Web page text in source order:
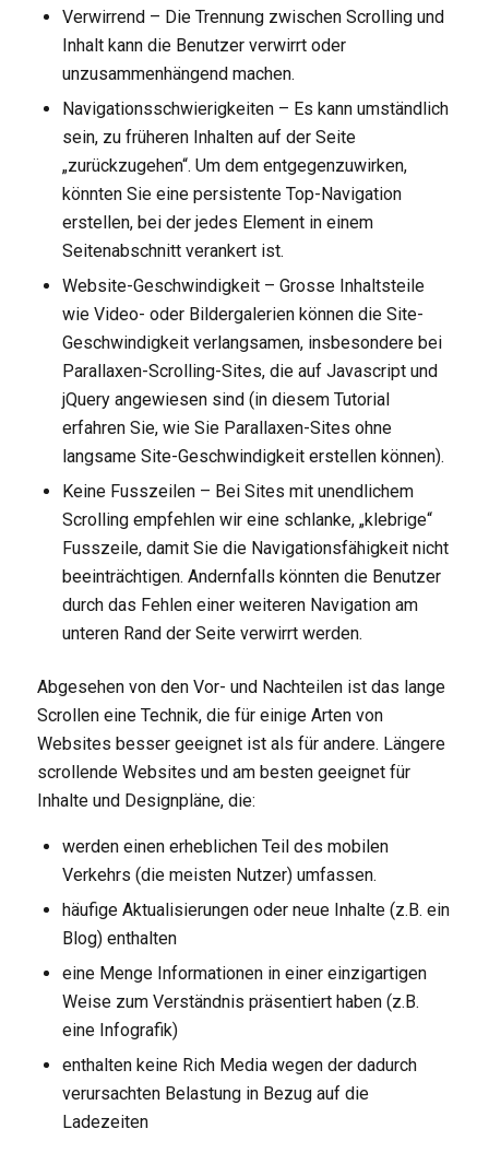
Verwirrend – Die Trennung zwischen Scrolling und
Inhalt kann die Benutzer verwirrt oder
unzusammenhängend machen.
Navigationsschwierigkeiten – Es kann umständlich
sein, zu früheren Inhalten auf der Seite
„zurückzugehen“. Um dem entgegenzuwirken,
könnten Sie eine persistente Top-Navigation
erstellen, bei der jedes Element in einem
Seitenabschnitt verankert ist.
Website-Geschwindigkeit – Grosse Inhaltsteile
wie Video- oder Bildergalerien können die Site-
Geschwindigkeit verlangsamen, insbesondere bei
Parallaxen-Scrolling-Sites, die auf Javascript und
jQuery angewiesen sind (in diesem Tutorial
erfahren Sie, wie Sie Parallaxen-Sites ohne
langsame Site-Geschwindigkeit erstellen können).
Keine Fusszeilen – Bei Sites mit unendlichem
Scrolling empfehlen wir eine schlanke, „klebrige“
Fusszeile, damit Sie die Navigationsfähigkeit nicht
beeinträchtigen. Andernfalls könnten die Benutzer
durch das Fehlen einer weiteren Navigation am
unteren Rand der Seite verwirrt werden.
Abgesehen von den Vor- und Nachteilen ist das lange
Scrollen eine Technik, die für einige Arten von
Websites besser geeignet ist als für andere. Längere
scrollende Websites und am besten geeignet für
Inhalte und Designpläne, die:
werden einen erheblichen Teil des mobilen
Verkehrs (die meisten Nutzer) umfassen.
häufige Aktualisierungen oder neue Inhalte (z.B. ein
Blog) enthalten
eine Menge Informationen in einer einzigartigen
Weise zum Verständnis präsentiert haben (z.B.
eine Infografik)
enthalten keine Rich Media wegen der dadurch
verursachten Belastung in Bezug auf die
Ladezeiten